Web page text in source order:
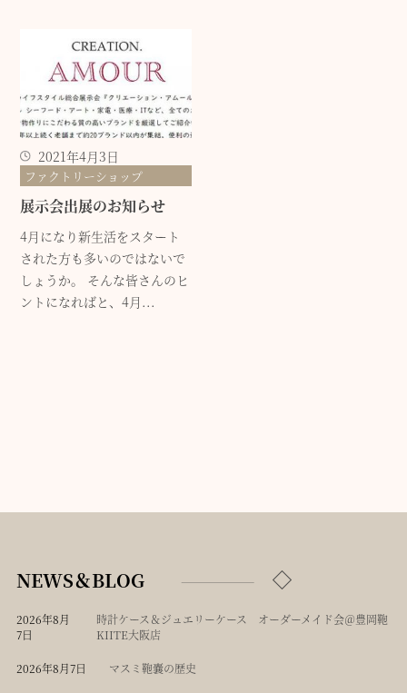
2021年4月3日
ファクトリーショップ
展示会出展のお知らせ
4月になり新生活をスタート
された方も多いのではないで
しょうか。 そんな皆さんのヒ
ントになればと、4月...
NEWS＆BLOG
2026年8月
7日
時計ケース＆ジュエリーケース オーダーメイド会＠豊岡鞄
KIITE大阪店
2026年8月7日 マスミ鞄嚢の歴史